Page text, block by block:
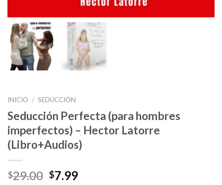
INICIO / SEDUCCIÓN
Seducción Perfecta (para hombres
imperfectos) – Hector Latorre
(Libro+Audios)
$29.00 $7.99